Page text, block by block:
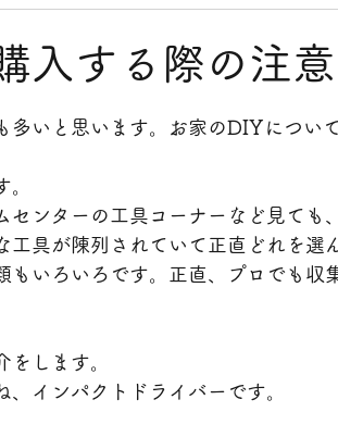
断捨離 コロナ 台風 外
大分県大分市工事 床工事 介護
する際の注意
多いと思います。お家のDIYについ
センターの工具コーナーなど見ても
工具が陳列されていて正直どれを選
もいろいろです。正直、プロでも収
します。
インパクトドライバーです。